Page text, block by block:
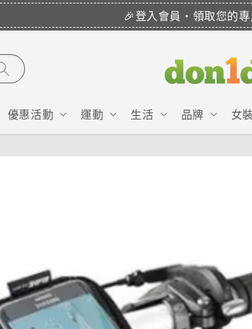
🎉登入會員・領取您的專
優惠活動 運動 生活 品牌 女裝